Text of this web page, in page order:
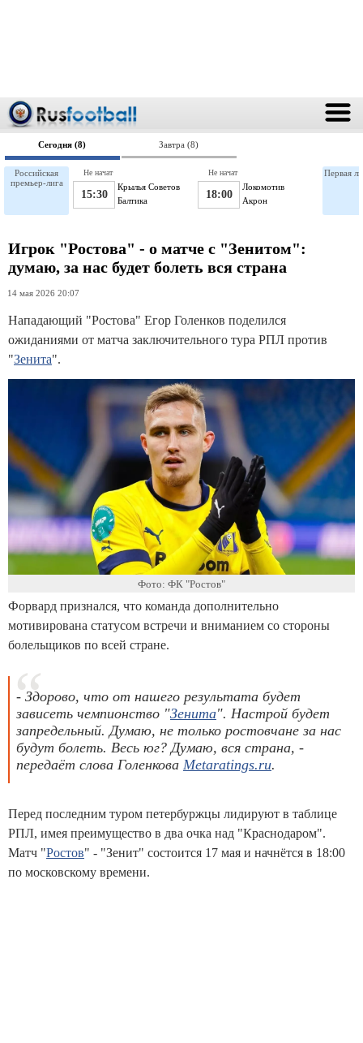
Сегодня (8) Завтра (8)
Российская
премьер-лига
Крылья Советов
15:30 Балтика
Не начат
Локомотив
18:00 Акрон
Не начат Первая
Игрок "Ростова" - о матче с "Зенитом":
думаю, за нас будет болеть вся страна
14 мая 2026 20:07
Нападающий "Ростова" Егор Голенков поделился
ожиданиями от матча заключительного тура РПЛ против
"Зенита".
Фото: ФК "Ростов"
Форвард признался, что команда дополнительно
мотивирована статусом встречи и вниманием со стороны
болельщиков по всей стране.
- Здорово, что от нашего результата будет
зависеть чемпионство "Зенита". Настрой будет
запредельный. Думаю, не только ростовчане за нас
будут болеть. Весь юг? Думаю, вся страна, -
передаёт слова Голенкова Metaratings.ru.
Перед последним туром петербуржцы лидируют в таблице
РПЛ, имея преимущество в два очка над "Краснодаром".
Матч "Ростов" - "Зенит" состоится 17 мая и начнётся в 18:00
по московскому времени.